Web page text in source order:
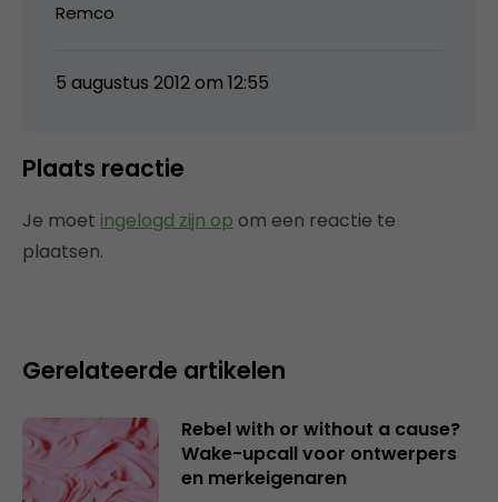
Remco
5 augustus 2012 om 12:55
Plaats reactie
Je moet ingelogd zijn op om een reactie te
plaatsen.
Gerelateerde artikelen
Rebel with or without a cause?
Wake-upcall voor ontwerpers
en merkeigenaren